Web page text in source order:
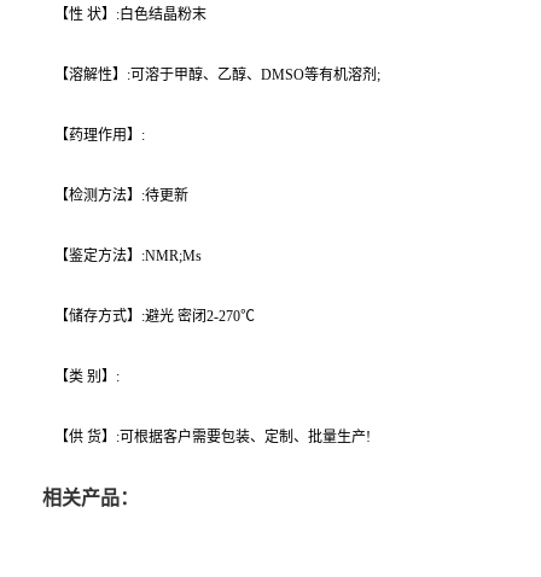
【性 状】:白色结晶粉末
【溶解性】:可溶于甲醇、乙醇、DMSO等有机溶剂;
【药理作用】:
【检测方法】:待更新
【鉴定方法】:NMR;Ms
【储存方式】:避光 密闭2-270℃
【类 别】:
【供 货】:可根据客户需要包装、定制、批量生产!
相关产品：